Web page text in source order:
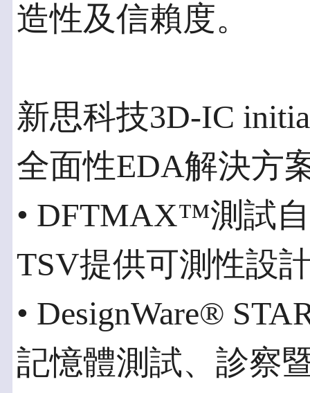
造性及信賴度。
新思科技3D-IC
全面性EDA解決方
• DFTMAX™測試
TSV提供可測性設
• DesignWare®
記憶體測試、診察